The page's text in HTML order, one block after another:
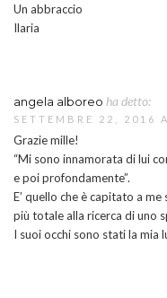
Un abbraccio
Ilaria
angela alboreo ha detto:
SETTEMBRE 22, 2016
Grazie mille!
“Mi sono innamorata di lui
e poi profondamente”.
E’ quello che è capitato a
più totale alla ricerca di uno
I suoi occhi sono stati la mia